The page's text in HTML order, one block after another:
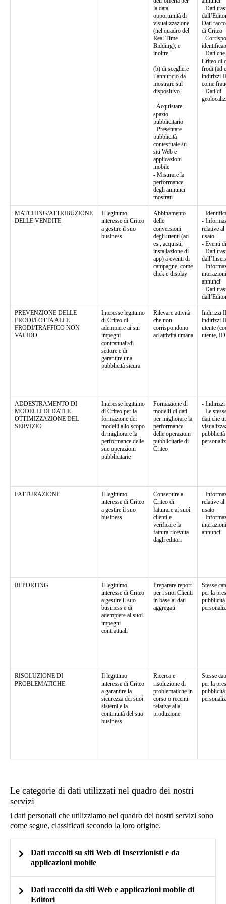
la data
opportunità di
visualizzazione
(nel quadro del
Real Time
Bidding); e
inoltre
(b) di scegliere
l’annuncio da
mostrare sul
dispositivo.
- Acquistare
spazio
pubblicitario
- Presentare
pubblicità
contestuale su
siti Web e
applicazioni
mobile
- Misurare la
performance
degli annunci
mostrati
- Dati
Dati
di Criteo
-
- Dati che
Criteo di
frodi (ad
indirizzi
come
- Dati di
MATCHING/ATTRIBUZIONE
DELLE VENDITE
Il legittimo
interesse di Criteo
a gestire il suo
business
Abbinamento
delle
conversioni
degli utenti (ad
es., acquisti,
installazione di
app) a eventi di
campagne, come
click e display
-
-
relative
usato
- Eventi
- Dati
-
annunci
- Dati
PREVENZIONE DELLE
FRODI/LOTTA ALLE
FRODI/TRAFFICO NON
VALIDO
Interesse legittimo
di Criteo di
adempiere ai sui
impegni
contrattuali/di
settore e di
garantire una
pubblicità sicura
Rilevare attività
che non
corrispondono
ad attività umana
Indirizzi
indirizzi
utente
utente,
ADDESTRAMENTO DI
MODELLI DI DATI E
OTTIMIZZAZIONE DEL
SERVIZIO
Interesse legittimo
di Criteo per la
formazione dei
modelli allo scopo
di migliorare la
performance delle
sue operazioni
pubblicitarie
Formazione di
modelli di dati
per migliorare la
performance
delle operazioni
pubblicitarie di
Criteo
- Indirizzi
- Le
dati che
pubblicità
FATTURAZIONE
Il legittimo
interesse di Criteo
a gestire il suo
business
Consentire a
Criteo di
fatturare ai suoi
clienti e
verificare la
fattura ricevuta
dagli editori
-
relative
usato
-
annunci
REPORTING
Il legittimo
interesse di Criteo
a gestire il suo
business e di
adempiere ai suoi
impegni
contrattuali
Preparare report
per i suoi Clienti
in base ai dati
aggregati
Stesse
per la
pubblicità
RISOLUZIONE DI
PROBLEMATICHE
Il legittimo
interesse di Criteo
a garantire la
sicurezza dei suoi
sistemi e la
continuità del suo
business
Ricerca e
risoluzione di
problematiche in
corso o recenti
relative alla
produzione
Stesse
per la
pubblicità
Le categorie di dati utilizzati nel quadro dei nostri
servizi
i dati personali che utilizziamo nel quadro dei nostri servizi sono
come segue, classificati secondo la loro origine.
Dati raccolti su siti Web di Inserzionisti e da
applicazioni mobile
Dati raccolti da siti Web e applicazioni mobile di
Editori